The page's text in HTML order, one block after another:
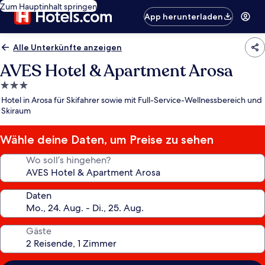
Zum Hauptinhalt springen
App herunterladen
Alle Unterkünfte anzeigen
AVES Hotel & Apartment Arosa
3.0-
Sterne-
Unterkunft
Hotel in Arosa für Skifahrer sowie mit Full-Service-Wellnessbereich und
Skiraum
Wähle deine Daten, um Preise zu sehen
Wo soll’s hingehen?
Daten
Gäste